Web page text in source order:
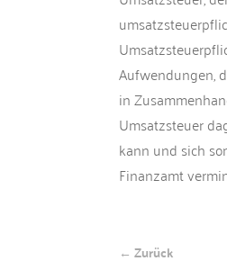
Aufwendungen,
in
Umsatzsteuer
kann und sich
Finanzamt
← Zurück